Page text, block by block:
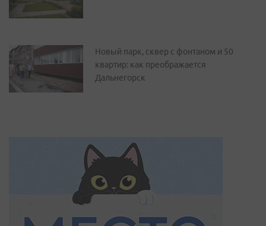
Новый парк, сквер с фонтаном и 50
квартир: как преображается
Дальнегорск